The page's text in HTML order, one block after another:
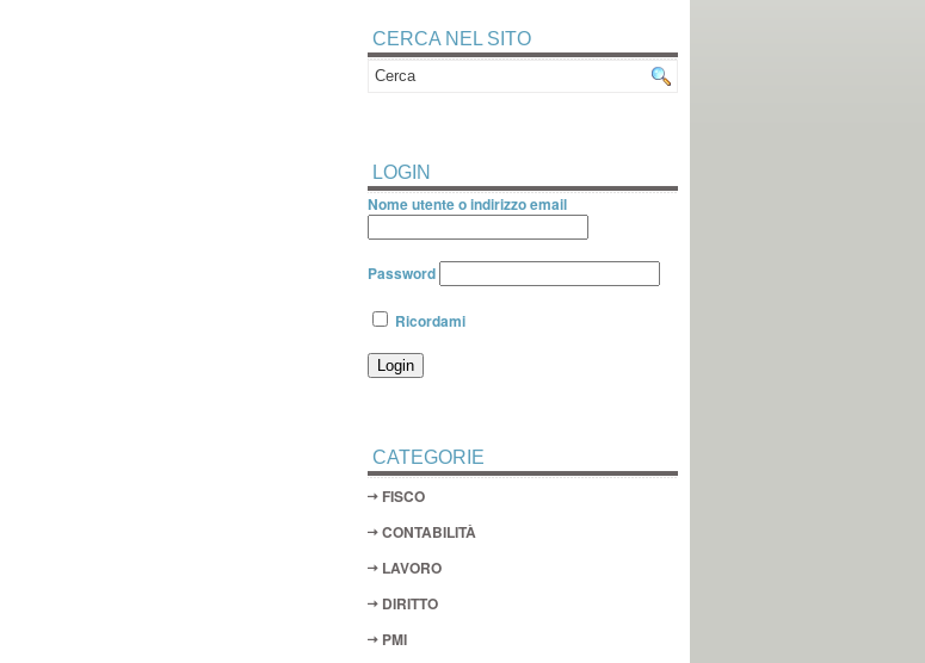
CERCA NEL SITO
LOGIN
Nome utente o indirizzo email
Password
Ricordami
CATEGORIE
FISCO
CONTABILITÀ
LAVORO
DIRITTO
PMI